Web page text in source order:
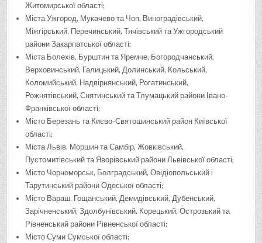
Житомирської області;
Міста Ужгород, Мукачево та Чоп, Виноградівський,
Міжгірський, Перечинський, Тячівський та Ужгородський
райони Закарпатської області;
Міста Болехів, Бурштин та Яремче, Богородчанський,
Верховинський, Галицький, Долинський, Кольський,
Коломийський, Надвірнянський, Рогатинський,
Рожнятівський, Снятинський та Тлумацький райони Івано-
Франківської області;
Місто Березань та Києво-Святошинський район Київської
області;
Міста Львів, Моршин та Самбір, Жовківський,
Пустомитівський та Яворівський райони Львівської області;
Місто Чорноморськ, Болградський, Овідіопольський і
Тарутинський райони Одеської області;
Місто Вараш, Гощанський, Демидівський, Дубенський,
Зарічненський, Здолбунівський, Корецький, Острозький та
Рівненський райони Рівненської області;
Місто Суми Сумської області;